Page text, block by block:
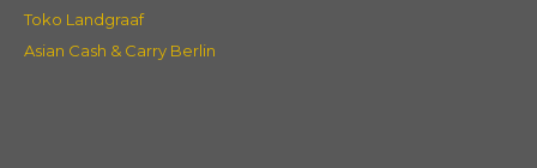
Toko Landgraaf
Asian Cash & Carry Berlin